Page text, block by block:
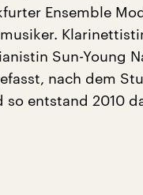
Ensemble
Sun-Young
nach dem
entstand 2010